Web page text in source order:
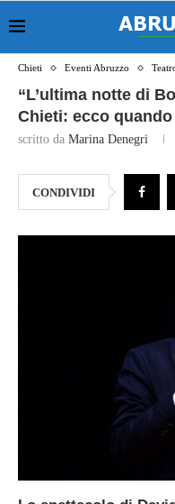
Chieti Eventi Abruzzo
“L’ultima notte di
Chieti: ecco quando
scritto da Marina Denegri
CONDIVIDI